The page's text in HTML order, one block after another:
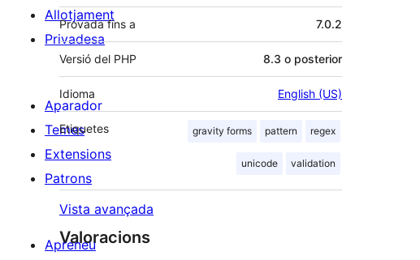
Provada fins a 7.0.2
Versió del PHP 8.3 o posterior
Idioma English (US)
Etiquetes gravity forms pattern regex
unicode validation
Vista avançada
Valoracions
Allotjament
Privadesa
Aparador
Temes
Extensions
Patrons
Apreneu